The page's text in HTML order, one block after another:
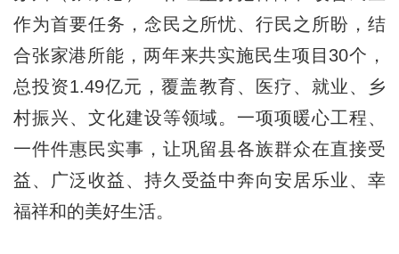
作为首要任务，念民之所忧、行民之所盼，结
合张家港所能，两年来共实施民生项目30个，
总投资1.49亿元，覆盖教育、医疗、就业、乡
村振兴、文化建设等领域。一项项暖心工程、
一件件惠民实事，让巩留县各族群众在直接受
益、广泛收益、持久受益中奔向安居乐业、幸
福祥和的美好生活。